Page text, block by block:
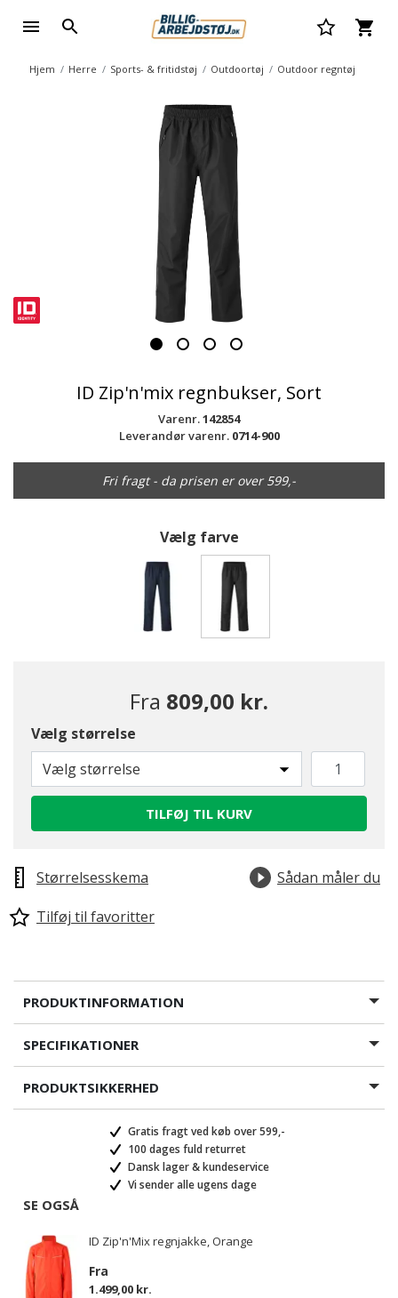
Hjem Herre Sports- & fritidstøj Outdoortøj Outdoor regntøj
ID Zip'n'mix regnbukser, Sort
Varenr.142854
Leverandør varenr. 0714-900
Fri fragt - da prisen er over 599,-
Vælg farve
Fra 809,00 kr.
Vælg størrelse
Vælg størrelse
TILFØJ TIL KURV
Størrelsesskema
Sådan måler du
Tilføj til favoritter
PRODUKTINFORMATION
SPECIFIKATIONER
PRODUKTSIKKERHED
Gratis fragt ved køb over 599,-
100 dages fuld returret
Dansk lager & kundeservice
Vi sender alle ugens dage
SE OGSÅ
ID Zip'n'Mix regnjakke, Orange
Fra
1.499,00 kr.